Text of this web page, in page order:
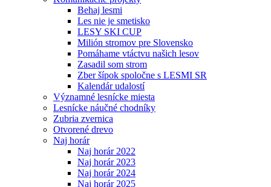
Behaj lesmi
Les nie je smetisko
LESY SKI CUP
Milión stromov pre Slovensko
Pomáhame vtáctvu našich lesov
Zasadil som strom
Zber šípok spoločne s LESMI SR
Kalendár udalostí
Významné lesnícke miesta
Lesnícke náučné chodníky
Zubria zvernica
Otvorené drevo
Naj horár
Naj horár 2022
Naj horár 2023
Naj horár 2024
Naj horár 2025